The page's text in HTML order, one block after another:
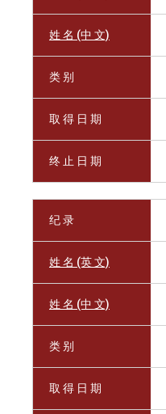
姓 名 (中 文)
类 别
取 得 日 期
终 止 日 期
纪 录
姓 名 (英 文)
姓 名 (中 文)
类 别
取 得 日 期